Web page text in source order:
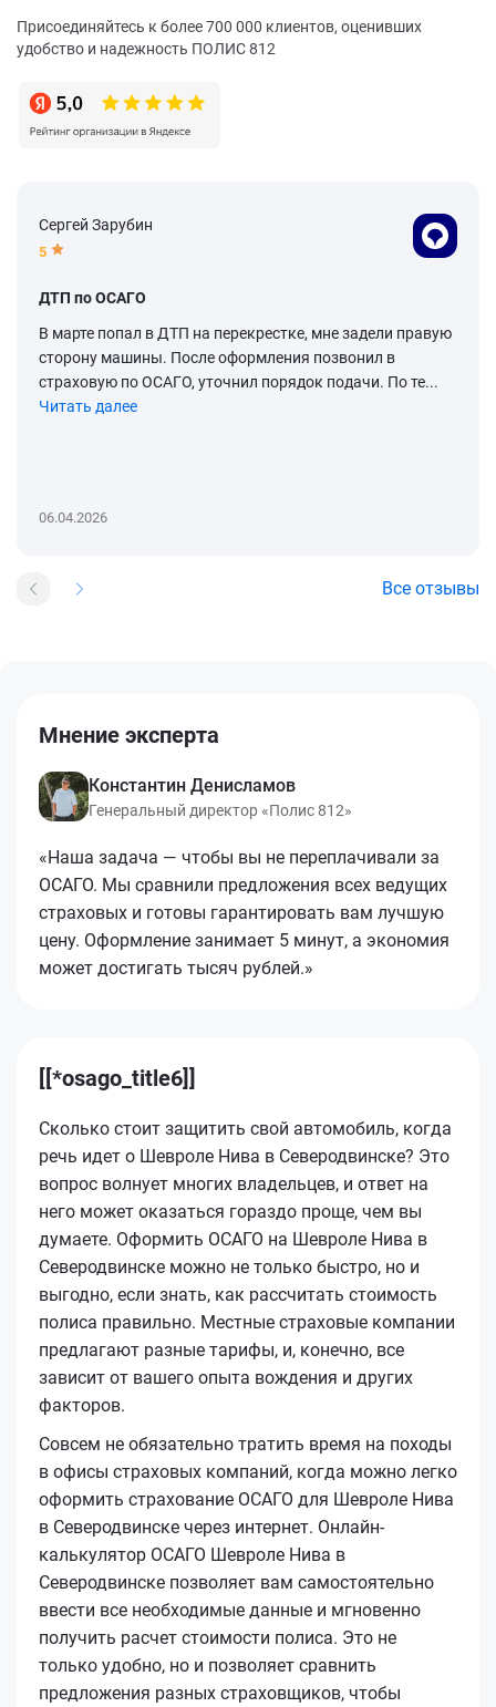
Присоединяйтесь к более 700 000 клиентов, оценивших
удобство и надежность ПОЛИС 812
Сергей Зарубин
5
ДТП по ОСАГО
В марте попал в ДТП на перекрестке, мне задели правую
сторону машины. После оформления позвонил в
страховую по ОСАГО, уточнил порядок подачи. По те...
Читать далее
06.04.2026
Все отзывы
Мнение эксперта
Константин Денисламов
Генеральный директор «Полис 812»
«Наша задача — чтобы вы не переплачивали за
ОСАГО. Мы сравнили предложения всех ведущих
страховых и готовы гарантировать вам лучшую
цену. Оформление занимает 5 минут, а экономия
может достигать тысяч рублей.»
[[*osago_title6]]
Сколько стоит защитить свой автомобиль, когда
речь идет о Шевроле Нива в Северодвинске? Это
вопрос волнует многих владельцев, и ответ на
него может оказаться гораздо проще, чем вы
думаете. Оформить ОСАГО на Шевроле Нива в
Северодвинске можно не только быстро, но и
выгодно, если знать, как рассчитать стоимость
полиса правильно. Местные страховые компании
предлагают разные тарифы, и, конечно, все
зависит от вашего опыта вождения и других
факторов.
Совсем не обязательно тратить время на походы
в офисы страховых компаний, когда можно легко
оформить страхование ОСАГО для Шевроле Нива
в Северодвинске через интернет. Онлайн-
калькулятор ОСАГО Шевроле Нива в
Северодвинске позволяет вам самостоятельно
ввести все необходимые данные и мгновенно
получить расчет стоимости полиса. Это не
только удобно, но и позволяет сравнить
предложения разных страховщиков, чтобы